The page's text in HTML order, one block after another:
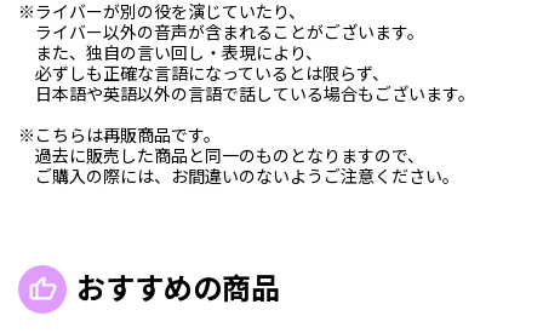
※ライバーが別の役を演じていたり、
ライバー以外の音声が含まれることがございます。
また、独自の言い回し・表現により、
必ずしも正確な言語になっているとは限らず、
日本語や英語以外の言語で話している場合もございます。
※こちらは再販商品です。
過去に販売した商品と同一のものとなりますので、
ご購入の際には、お間違いのないようご注意ください。
おすすめの商品